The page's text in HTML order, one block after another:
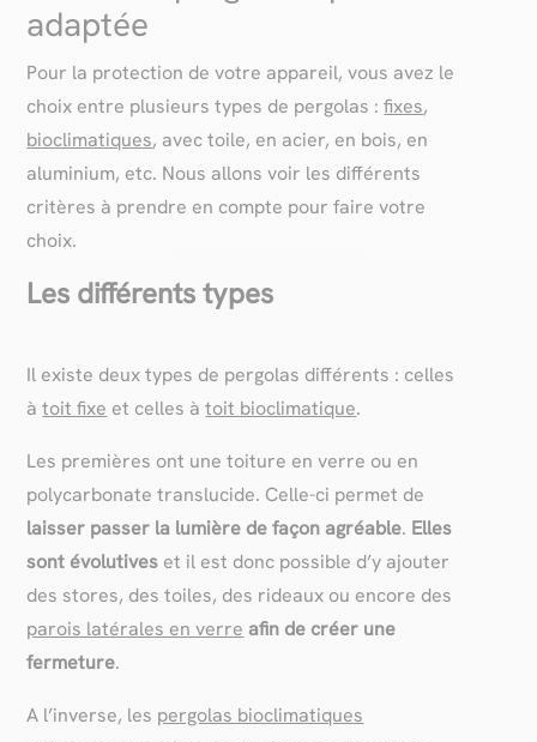
adaptée
Pour la protection de votre appareil, vous avez le
choix entre plusieurs types de pergolas :fixes,
bioclimatiques, avec toile, en acier, en bois, en
aluminium, etc. Nous allons voir les différents
critères à prendre en compte pour faire votre
choix.
Les différents types
Il existe deux types de pergolas différents : celles
àtoit fixe et celles àtoit bioclimatique.
Les premières ont une toiture en verre ou en
polycarbonate translucide. Celle-ci permet de
laisser passer la lumière de façon agréable. Elles
sont évolutives et il est donc possible d’y ajouter
des stores, des toiles, des rideaux ou encore des
parois latérales en verre afin de créer une
fermeture.
A l’inverse, les pergolas bioclimatiques